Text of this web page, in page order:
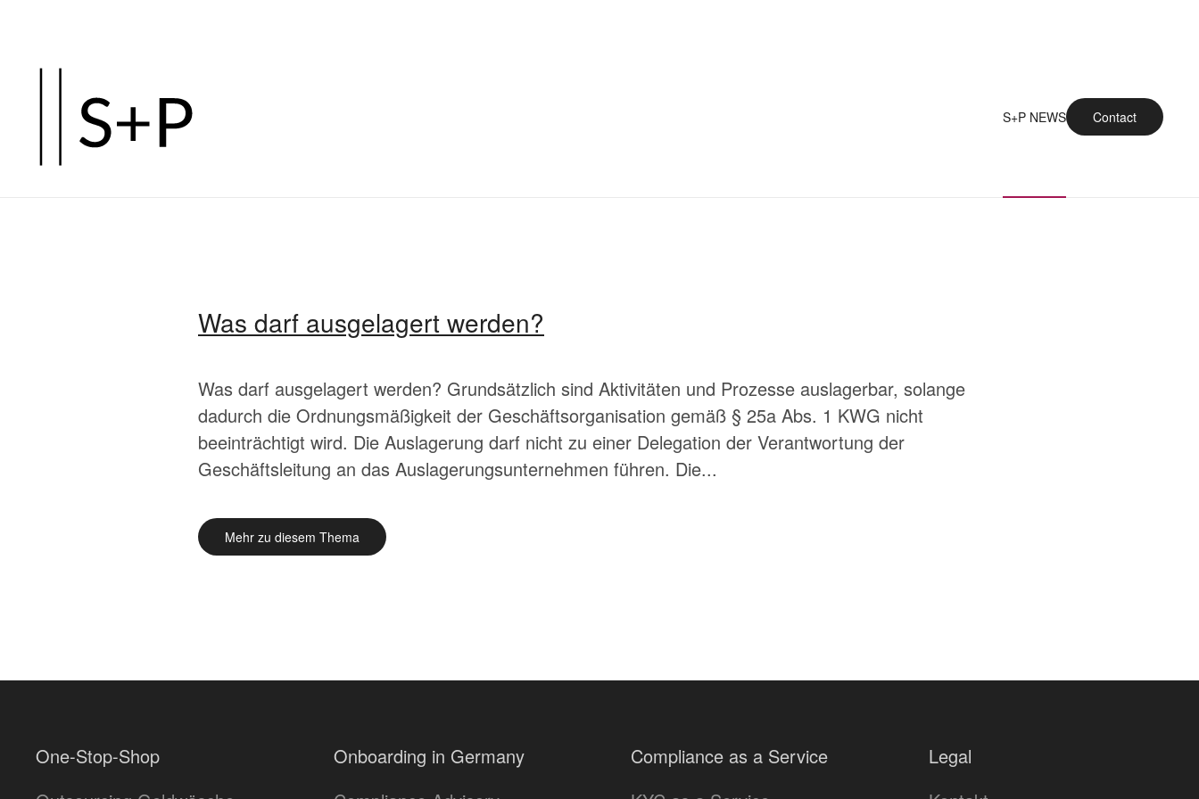
springen
S+P NEWS Contact
Was darf ausgelagert werden?
Was darf ausgelagert werden? Grundsätzlich sind Aktivitäten und Prozesse auslagerbar, solange
dadurch die Ordnungsmäßigkeit der Geschäftsorganisation gemäß § 25a Abs. 1 KWG nicht
beeinträchtigt wird. Die Auslagerung darf nicht zu einer Delegation der Verantwortung der
Geschäftsleitung an das Auslagerungsunternehmen führen. Die...
Mehr zu diesem Thema
One-Stop-Shop
Onboarding in Germany
Compliance as a Service
Legal